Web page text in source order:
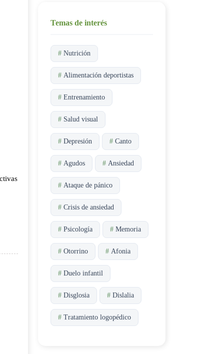
Temas de interés
# Nutrición
# Alimentación deportistas
# Entrenamiento
# Salud visual
# Depresión # Canto
# Agudos # Ansiedad
# Ataque de pánico
# Crisis de ansiedad
# Psicología # Memoria
# Otorrino # Afonia
# Duelo infantil
# Disglosia # Dislalia
# Tratamiento logopédico